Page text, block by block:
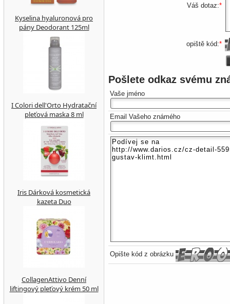
Váš dotaz:*
opiště kód:*
Pošlete odkaz svému
Vaše jméno
Email Vašeho známého
Opište kód z obrázku
Kyselina hyaluronová pro
pány Deodorant 125ml
I Colori dell'Orto Hydratační
pleťová maska 8 ml
Iris Dárková kosmetická
kazeta Duo
CollagenAttivo Denní
liftingový pleťový krém 50 ml